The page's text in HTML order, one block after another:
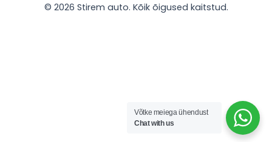
© 2026 Stirem auto. Kõik õigused kaitstud.
Võtke meiega ühendust
Chat with us